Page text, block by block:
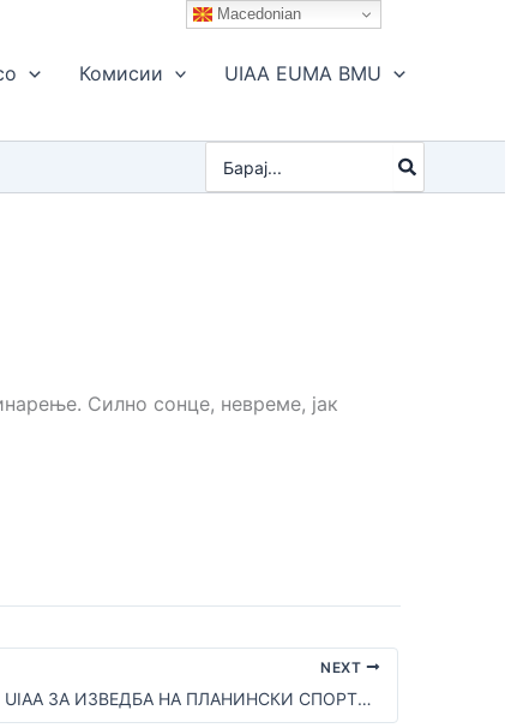
Комисии UIAA EUMA BMU
for:
Силно сонце, невреме, јак
NEXT
ПРЕПОРАКИ ОД UIAA ЗА ИЗВЕДБА НА ПЛАНИНСКИ СПОРТОВИ
Macedonian